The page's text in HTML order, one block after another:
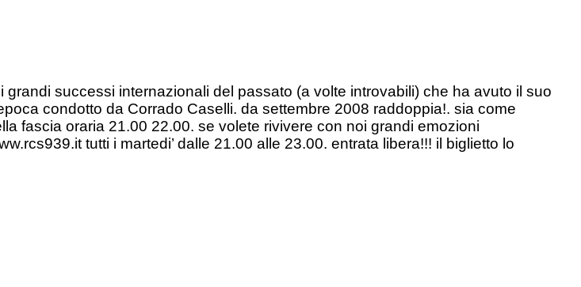
successi internazionali del passato (a volte introvabili) che ha avuto il suo
condotto da Corrado Caselli. da settembre 2008 raddoppia!. sia come
fascia oraria 21.00 22.00. se volete rivivere con noi grandi emozioni
tutti i martedi’ dalle 21.00 alle 23.00. entrata libera!!! il biglietto lo